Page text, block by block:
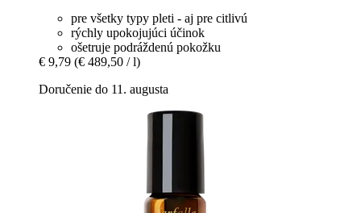
pre všetky typy pleti - aj pre citlivú
rýchly upokojujúci účinok
ošetruje podráždenú pokožku
€ 9,79 (€ 489,50 / l)
Doručenie do 11. augusta